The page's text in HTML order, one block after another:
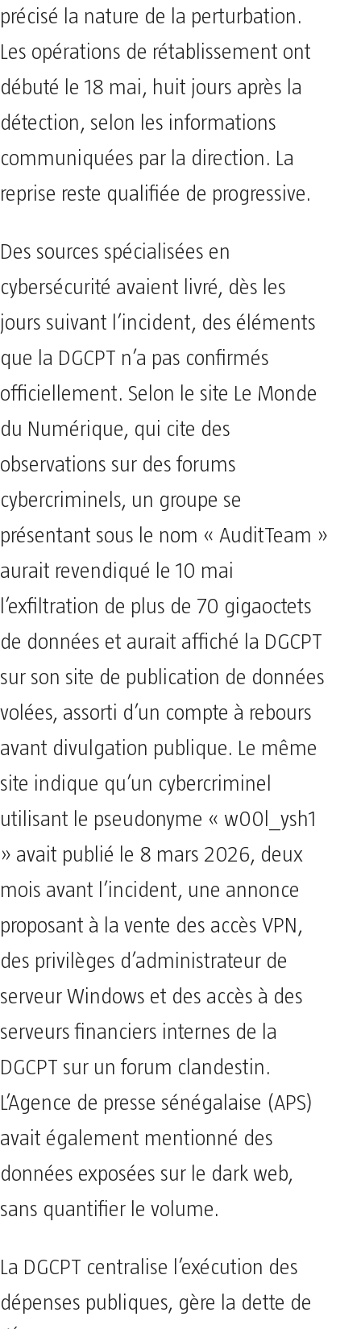
précisé la nature de la perturbation.
Les opérations de rétablissement ont
débuté le 18 mai, huit jours après la
détection, selon les informations
communiquées par la direction. La
reprise reste qualifiée de progressive.
Des sources spécialisées en
cybersécurité avaient livré, dès les
jours suivant l’incident, des éléments
que la DGCPT n’a pas confirmés
officiellement. Selon le site Le Monde
du Numérique, qui cite des
observations sur des forums
cybercriminels, un groupe se
présentant sous le nom « AuditTeam »
aurait revendiqué le 10 mai
l’exfiltration de plus de 70 gigaoctets
de données et aurait affiché la DGCPT
sur son site de publication de données
volées, assorti d’un compte à rebours
avant divulgation publique. Le même
site indique qu’un cybercriminel
utilisant le pseudonyme « w00l_ysh1
» avait publié le 8 mars 2026, deux
mois avant l’incident, une annonce
proposant à la vente des accès VPN,
des privilèges d’administrateur de
serveur Windows et des accès à des
serveurs financiers internes de la
DGCPT sur un forum clandestin.
L’Agence de presse sénégalaise (APS)
avait également mentionné des
données exposées sur le dark web,
sans quantifier le volume.
La DGCPT centralise l’exécution des
dépenses publiques, gère la dette de